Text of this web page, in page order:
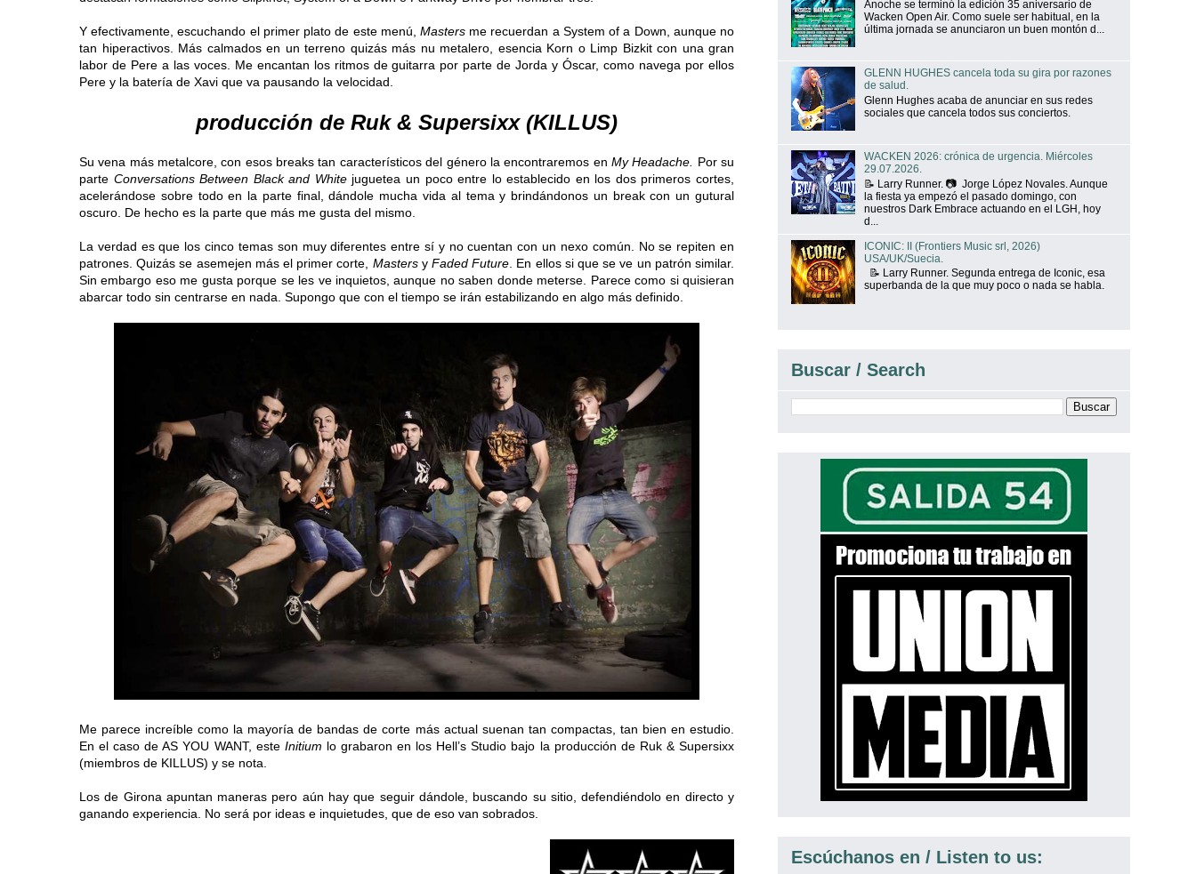
Y efectivamente, escuchando el primer plato de este menú, Masters me recuerdan a System of a Down, aunque no
tan hiperactivos. Más calmados en un terreno quizás más nu metalero, esencia Korn o Limp Bizkit con una gran
labor de Pere a las voces. Me encantan los ritmos de guitarra por parte de Jorda y Óscar, como navega por ellos
Pere y la batería de Xavi que va pausando la velocidad.
producción de Ruk & Supersixx (KILLUS)
Su vena más metalcore, con esos breaks tan característicos del género la encontraremos en My Headache. Por su
parte Conversations Between Black and Whitejuguetea un poco entre lo establecido en los dos primeros cortes,
acelerándose sobre todo en la parte final, dándole mucha vida al tema y brindándonos un break con un gutural
oscuro. De hecho es la parte que más me gusta del mismo.
La verdad es que los cinco temas son muy diferentes entre sí y no cuentan con un nexo común. No se repiten en
patrones. Quizás se asemejen más el primer corte, MastersyFaded Future. En ellos si que se ve un patrón similar.
Sin embargo eso me gusta porque se les ve inquietos, aunque no saben donde meterse. Parece como si quisieran
abarcar todo sin centrarse en nada. Supongo que con el tiempo se irán estabilizando en algo más definido.
Me parece increíble como la mayoría de bandas de corte más actual suenan tan compactas, tan bien en estudio.
En el caso de AS YOU WANT, este Initium lo grabaron en los Hell’s Studio bajo la producción de Ruk & Supersixx
(miembros de KILLUS) y se nota.
Los de Girona apuntan maneras pero aún hay que seguir dándole, buscando su sitio, defendiéndolo en directo y
ganando experiencia. No será por ideas e inquietudes, que de eso van sobrados.
Anoche se terminó la edición 35 aniversario de
Wacken Open Air. Como suele ser habitual, en la
última jornada se anunciaron un buen montón d...
GLENN HUGHES cancela toda su gira por razones
de salud.
Glenn Hughes acaba de anunciar en sus redes
sociales que cancela todos sus conciertos.
WACKEN 2026: crónica de urgencia. Miércoles
29.07.2026.
📝 Larry Runner. 📷 Jorge López Novales. Aunque
la fiesta ya empezó el pasado domingo, con
nuestros Dark Embrace actuando en el LGH, hoy
d...
ICONIC: II (Frontiers Music srl, 2026)
USA/UK/Suecia.
📝 Larry Runner. Segunda entrega de Iconic, esa
superbanda de la que muy poco o nada se habla.
Buscar / Search
Escúchanos en / Listen to us: